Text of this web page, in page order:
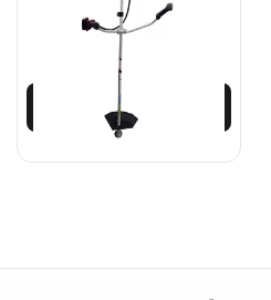
$ 780.300
Añadir al carrito